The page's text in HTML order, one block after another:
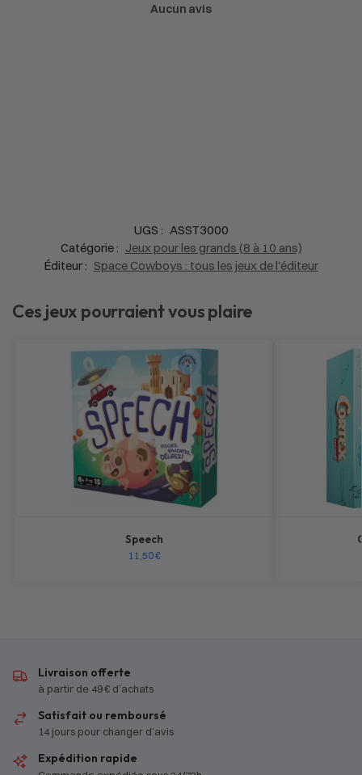
Aucun avis
UGS : ASST3000
Catégorie : Jeux pour les grands (8 à 10 ans)
Éditeur : Space Cowboys : tous les jeux de l'éditeur
Ces jeux pourraient vous plaire
Speech
11,50€
Livraison offerte
à partir de 49 € d’achats
Satisfait ou remboursé
14 jours pour changer d’avis
Expédition rapide